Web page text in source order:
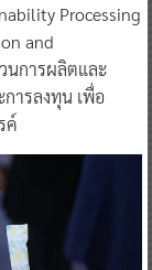
Processing
and
นการผลิตและ
ารลงทุน เพื่อ
ค์